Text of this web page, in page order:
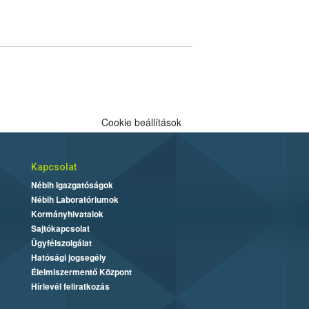
Cookie beállítások
Kapcsolat
Nébih Igazgatóságok
Nébih Laboratóriumok
Kormányhivatalok
Sajtókapcsolat
Ügyfélszolgálat
Hatósági jogsegély
Élelmiszermentő Központ
Hírlevél feliratkozás